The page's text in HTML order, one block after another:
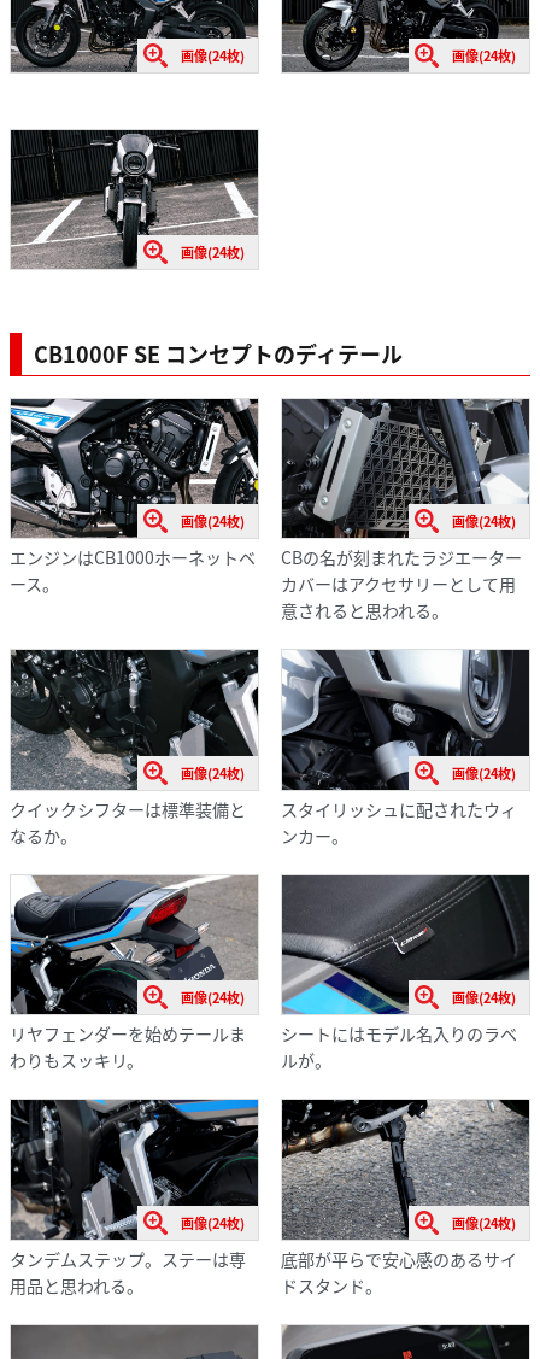
画像(24枚) 画像(24枚)
画像(24枚)
CB1000F SE コンセプトのディテール
画像(24枚)
エンジンはCB1000ホーネットベ
ース。
画像(24枚)
CBの名が刻まれたラジエーター
カバーはアクセサリーとして用
意されると思われる。
画像(24枚)
クイックシフターは標準装備と
なるか。
画像(24枚)
スタイリッシュに配されたウィ
ンカー。
画像(24枚)
リヤフェンダーを始めテールま
わりもスッキリ。
画像(24枚)
シートにはモデル名入りのラベ
ルが。
画像(24枚)
タンデムステップ。ステーは専
用品と思われる。
画像(24枚)
底部が平らで安心感のあるサイ
ドスタンド。